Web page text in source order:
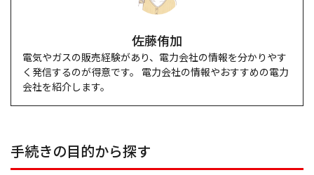
佐藤侑加
電気やガスの販売経験があり、電力会社の情報を分かりやす
く発信するのが得意です。 電力会社の情報やおすすめの電力
会社を紹介します。
手続きの目的から探す